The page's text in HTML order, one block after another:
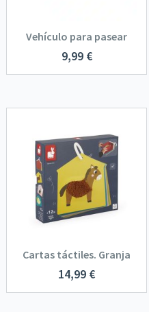
Vehículo para pasear
9,99 €
Cartas táctiles. Granja
14,99 €